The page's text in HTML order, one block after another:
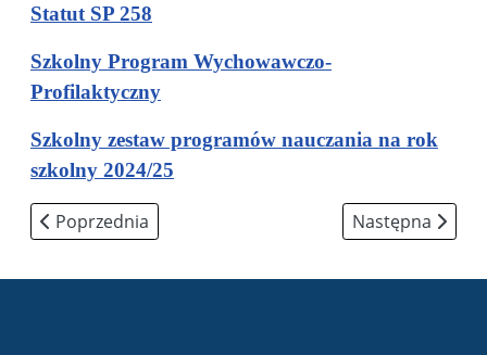
Statut SP 258
Szkolny Program Wychowawczo-
Profilaktyczny
Szkolny zestaw programów nauczania na rok
szkolny 2024/25
Poprzednia strona: Karta rowerowa
Poprzednia Następna
Następna